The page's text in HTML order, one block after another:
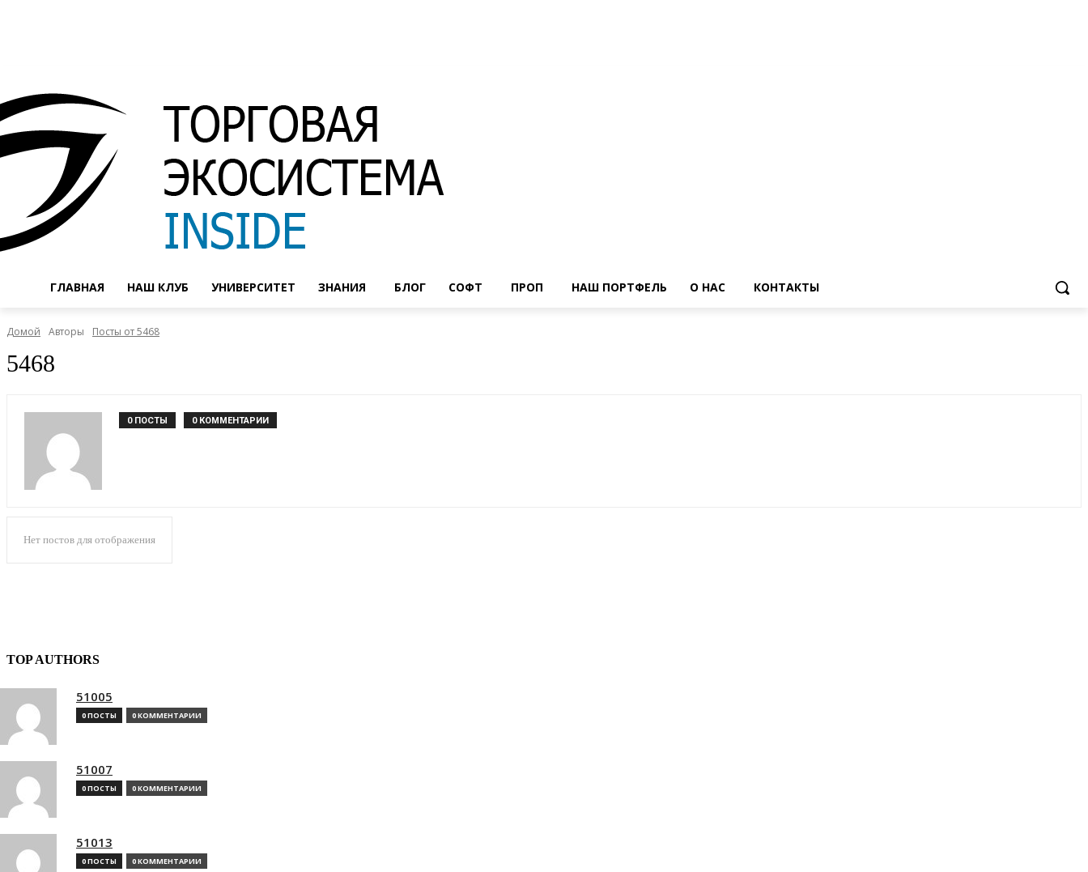
ГЛАВНАЯ НАШ КЛУБ УНИВЕРСИТЕТ ЗНАНИЯ БЛОГ СОФТ ПРОП НАШ ПОРТФЕЛЬ О НАС КОНТАКТЫ
Домой Авторы Посты от 5468
5468
0 ПОСТЫ 0 КОММЕНТАРИИ
Нет постов для отображения
TOP AUTHORS
51005
0 ПОСТЫ 0 КОММЕНТАРИИ
51007
0 ПОСТЫ 0 КОММЕНТАРИИ
51013
0 ПОСТЫ 0 КОММЕНТАРИИ